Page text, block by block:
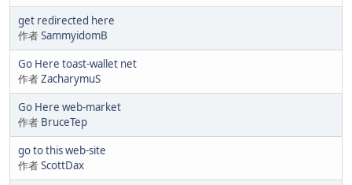
get redirected here
作者SammyidomB
Go Here toast-wallet net
作者ZacharymuS
Go Here web-market
作者 BruceTep
go to this web-site
作者ScottDax